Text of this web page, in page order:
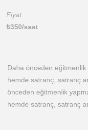
Fiyat
₺350/saat
Daha önceden
hemde satranç, satranç
önceden eğitmenlik
hemde satranç, satranç